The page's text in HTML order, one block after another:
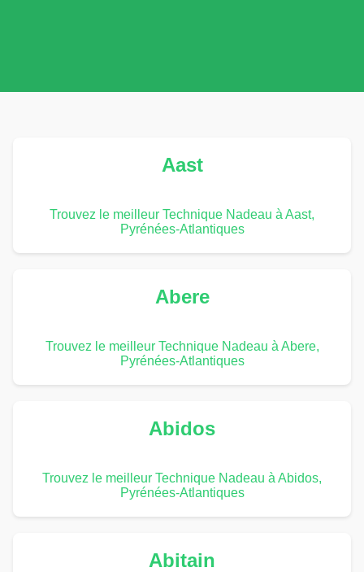
Aast
Trouvez le meilleur Technique Nadeau à Aast,
Pyrénées-Atlantiques
Abere
Trouvez le meilleur Technique Nadeau à Abere,
Pyrénées-Atlantiques
Abidos
Trouvez le meilleur Technique Nadeau à Abidos,
Pyrénées-Atlantiques
Abitain